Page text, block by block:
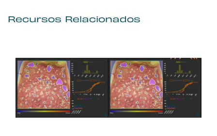
Recursos Relacionados